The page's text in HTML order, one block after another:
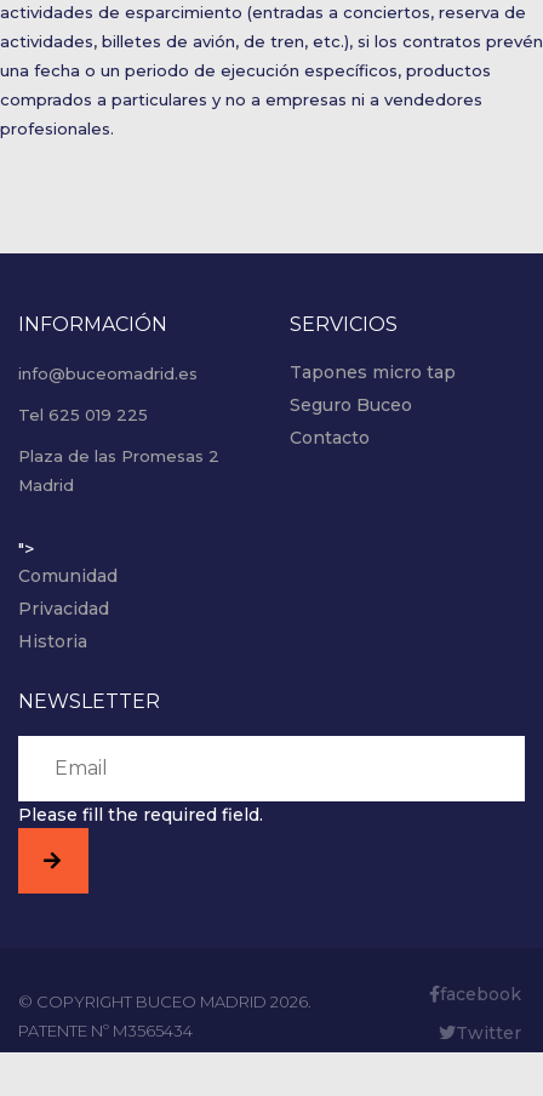
actividades de esparcimiento (entradas a conciertos, reserva de
actividades, billetes de avión, de tren, etc.), si los contratos prevén
una fecha o un periodo de ejecución específicos, productos
comprados a particulares y no a empresas ni a vendedores
profesionales.
INFORMACIÓN
info@buceomadrid.es
Tel 625 019 225
Plaza de las Promesas 2
Madrid
SERVICIOS
Tapones micro tap
Seguro Buceo
Contacto
">
Comunidad
Privacidad
Historia
NEWSLETTER
Please fill the required field.
© COPYRIGHT BUCEO MADRID 2026.
PATENTE Nº M3565434
facebook
Twitter